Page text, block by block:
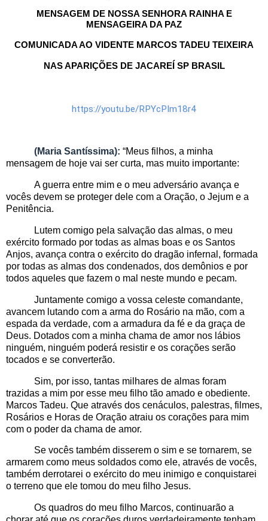
MENSAGEM DE NOSSA SENHORA RAINHA E
MENSAGEIRA DA PAZ
COMUNICADA AO VIDENTE MARCOS TADEU TEIXEIRA
NAS APARIÇÕES DE JACAREÍ SP BRASIL
https://youtu.be/RPYcPIm18r4
(Maria Santíssima): “Meus filhos, a minha
mensagem de hoje vai ser curta, mas muito importante:
A guerra entre mim e o meu adversário avança e
vocês devem se proteger dele com a Oração, o Jejum e a
Penitência.
Lutem comigo pela salvação das almas, o meu
exército formado por todas as almas boas e os Santos
Anjos, avança contra o exército do dragão infernal, formada
por todas as almas dos condenados, dos demônios e por
todos aqueles que fazem o mal neste mundo e pecam.
Juntamente comigo a vossa celeste comandante,
avancem lutando com a arma do Rosário na mão, com a
espada da verdade, com a armadura da fé e da graça de
Deus. Dotados com a minha chama de amor nos lábios
ninguém, ninguém poderá resistir e os corações serão
tocados e se converterão.
Sim, por isso, tantas milhares de almas foram
trazidas a mim por esse meu filho tão amado e obediente.
Marcos Tadeu. Que através dos cenáculos, palestras, filmes,
Rosários e Horas de Oração atraiu os corações para mim
com o poder da chama de amor.
Se vocês também disserem o sim e se tornarem, se
armarem como meus soldados como ele, através de vocês,
também derrotarei o exército do meu inimigo e conquistarei
o terreno que ele tomou do meu filho Jesus.
Os quadros do meu filho Marcos, continuarão a